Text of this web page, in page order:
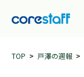
TOP 戸澤の週報